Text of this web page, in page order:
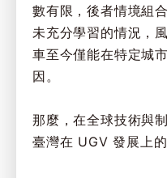
數有限，後者情境組
未充分學習的情況，
車至今僅能在特定城
因。
那麼，在全球技術與
臺灣在 UGV 發展上